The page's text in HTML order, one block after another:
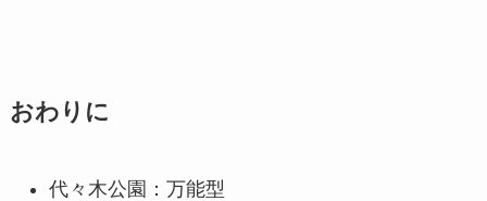
おわりに
代々木公園：万能型